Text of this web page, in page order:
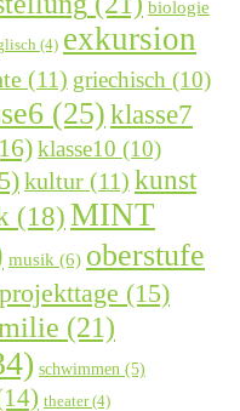
biologie
(4) exkursion
(11) griechisch (10)
(25) klasse7
klasse10 (10)
kultur (11) kunst
(18)MINT
musik (6) oberstufe
projekttage (15)
(21)
schwimmen (5)
theater(4)